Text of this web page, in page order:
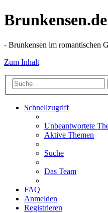
- Brunkensen im romantischen
Zum Inhalt
Schnellzugriff
Unbeantwortete
Aktive Themen
Suche
Das Team
FAQ
Anmelden
Registrieren